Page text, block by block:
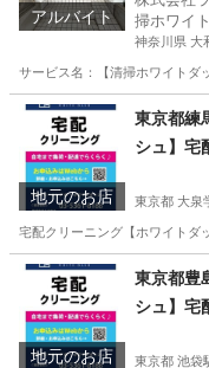
アルバイト
掃ホワイ
神奈川県 大
サービス名：【清掃ホワイトダ
神奈川 大和市 大和駅
地元のお店
東京都練
シュ】宅
東京都 大泉
宅配クリーニング【ホワイト
東京 練馬区 大泉学園
武蔵関駅 その他 メー
地元のお店
東京都豊
シュ】宅
東京都 池袋